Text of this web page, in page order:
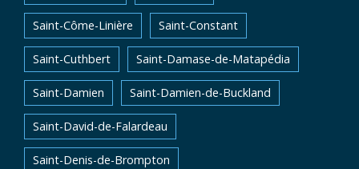
Saint-Côme-Linière Saint-Constant
Saint-Cuthbert Saint-Damase-de-Matapédia
Saint-Damien Saint-Damien-de-Buckland
Saint-David-de-Falardeau
Saint-Denis-de-Brompton